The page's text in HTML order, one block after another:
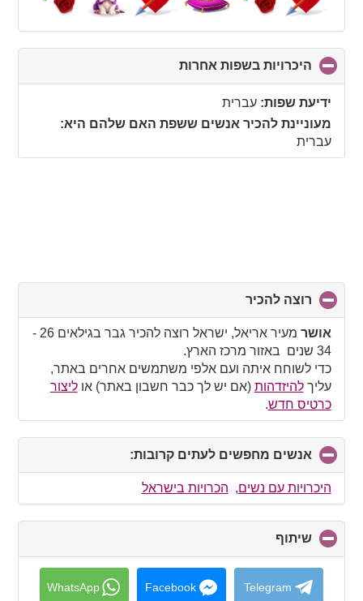
היכרויות בשפות אחרות
to
ידיעת שפות: עברית
מעוניינת להכיר אנשים ששפת האם שלהם היא:
עברית
רוצה להכיר
to
collapse
contents
אושר
מעיר אריאל, ישראל רוצה להכיר גבר בגילאים 26 -
34 שנים באזור מרכז הארץ.
כדי לשוחח איתה ועם אלפי משתמשים אחרים באתר,
עליךלהיזדהות (אם יש לך כבר חשבון באתר) אוליצור
כרטיס חדש.
אנשים מחפשים לעתים קרובות:
to
contents
היכרויות עם נשים, הכרויות בישראל
שיתוף
to
collapse
contents
Telegram
Facebook
WhatsApp